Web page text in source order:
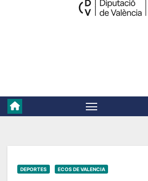
DEPORTES ECOS DE VALENCIA